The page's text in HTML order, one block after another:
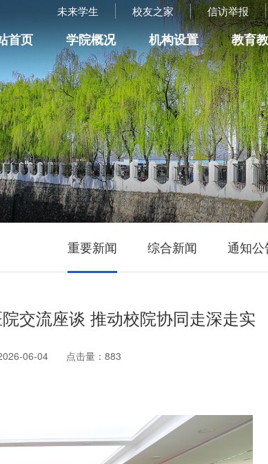
信访举报
未来学生 校友之家
首页 学院概况 机构设置 教育
重要新闻 综合新闻 通知公
交流座谈 推动校院协同走深走实
06-04 点击量： 883